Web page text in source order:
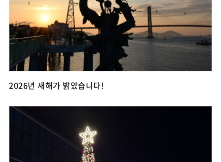
2026년 새해가 밝았습니다!